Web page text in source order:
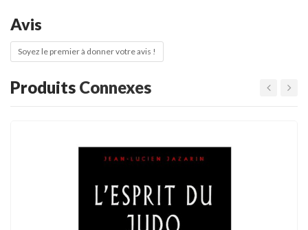
Avis
Soyez le premier à donner votre avis !
Produits Connexes